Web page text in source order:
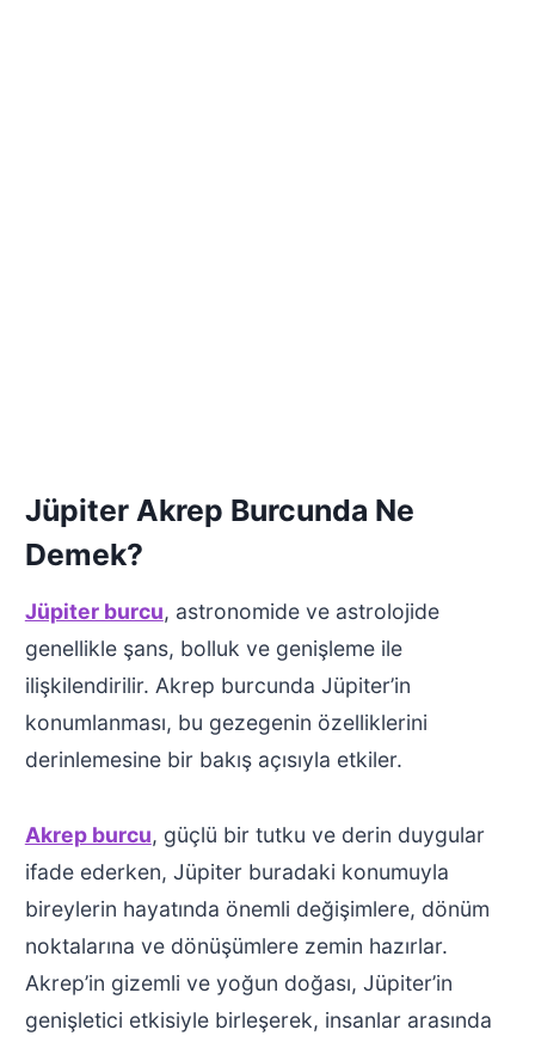
Jüpiter Akrep Burcunda Ne
Demek?
Jüpiter burcu, astronomide ve astrolojide
genellikle şans, bolluk ve genişleme ile
ilişkilendirilir. Akrep burcunda Jüpiter’in
konumlanması, bu gezegenin özelliklerini
derinlemesine bir bakış açısıyla etkiler.
Akrep burcu, güçlü bir tutku ve derin duygular
ifade ederken, Jüpiter buradaki konumuyla
bireylerin hayatında önemli değişimlere, dönüm
noktalarına ve dönüşümlere zemin hazırlar.
Akrep’in gizemli ve yoğun doğası, Jüpiter’in
genişletici etkisiyle birleşerek, insanlar arasında